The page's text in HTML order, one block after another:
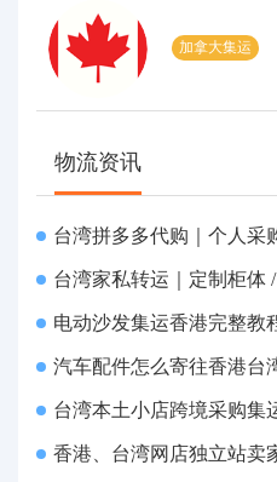
加拿大集运
物流资讯